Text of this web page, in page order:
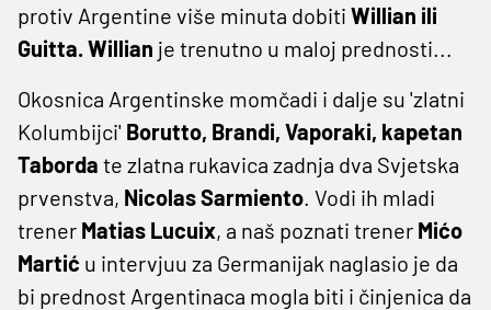
protiv Argentine više minuta dobiti Willian ili
Guitta. Willian je trenutno u maloj prednosti...
Okosnica Argentinske momčadi i dalje su 'zlatni
Kolumbijci' Borutto, Brandi, Vaporaki, kapetan
Taborda te zlatna rukavica zadnja dva Svjetska
prvenstva, Nicolas Sarmiento. Vodi ih mladi
trener Matias Lucuix, a naš poznati trener Mićo
Martić u intervjuu za Germanijak naglasio je da
bi prednost Argentinaca mogla biti i činjenica da